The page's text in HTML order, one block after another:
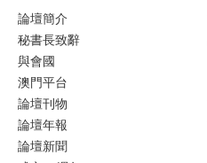
論壇簡介
秘書長致辭
與會國
澳門平台
論壇刊物
論壇年報
論壇新聞